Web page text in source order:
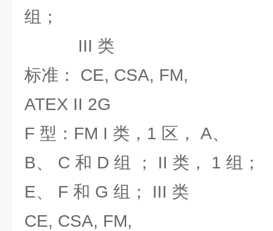
组；
III 类
标准： CE, CSA, FM,
ATEX II 2G
F 型：FM I 类，1 区， A、
B、 C 和 D 组 ； II 类， 1 组；
E、 F 和 G 组； III 类
CE, CSA, FM,